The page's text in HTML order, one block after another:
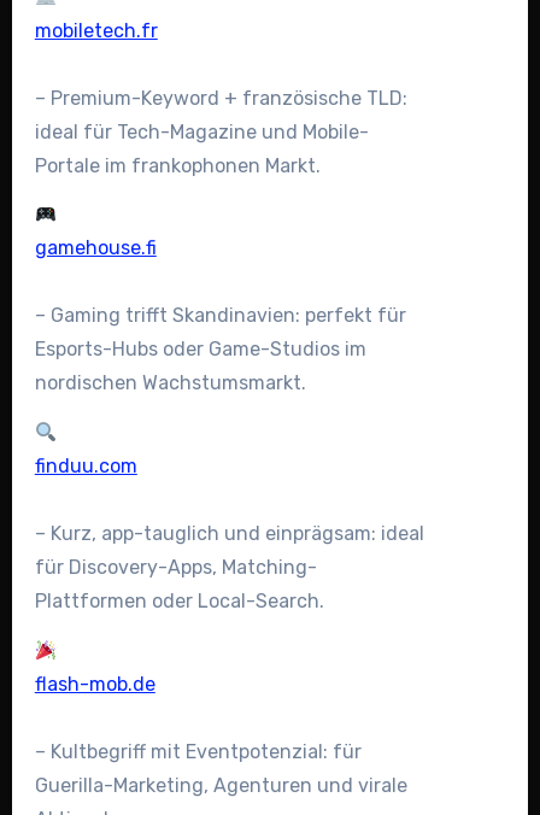
mobiletech.fr
– Premium-Keyword + französische TLD:
ideal für Tech-Magazine und Mobile-
Portale im frankophonen Markt.
gamehouse.fi
– Gaming trifft Skandinavien: perfekt für
Esports-Hubs oder Game-Studios im
nordischen Wachstumsmarkt.
finduu.com
– Kurz, app-tauglich und einprägsam: ideal
für Discovery-Apps, Matching-
Plattformen oder Local-Search.
flash-mob.de
– Kultbegriff mit Eventpotenzial: für
Guerilla-Marketing, Agenturen und virale